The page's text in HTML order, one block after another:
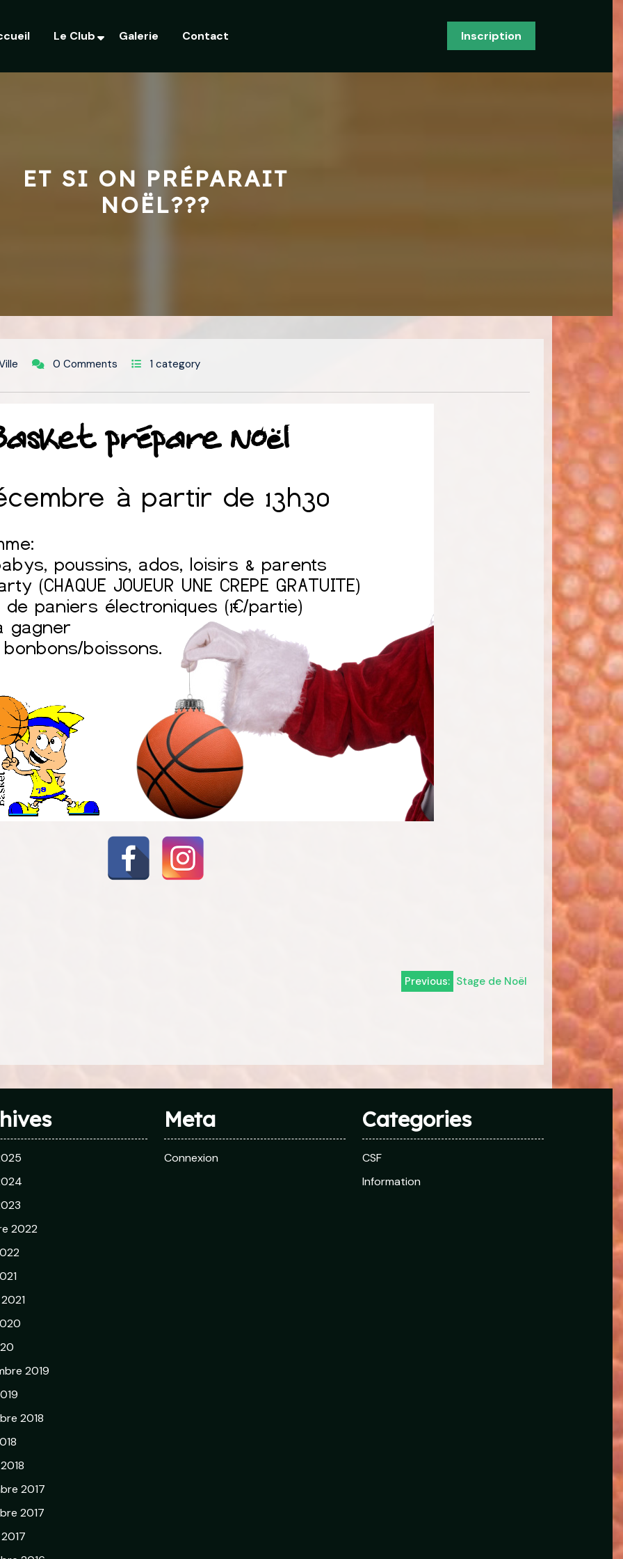
Le Club Galerie Contact Inscription
ET SI ON PRÉPARAIT
NOËL???
0 Comments 1 category
Previous: Stage de Noël
2022
2019
2018
2017
2017
Meta
Connexion
Categories
CSF
Information